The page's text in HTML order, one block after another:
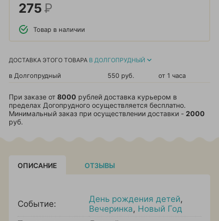
275Р
Товар в наличии
ДОСТАВКА ЭТОГО ТОВАРА В ДОЛГОПРУДНЫЙ
в Долгопрудный 550 руб. от 1 часа
При заказе от 8000 рублей доставка курьером в
пределах Догопрудного осуществляется бесплатно.
Минимальный заказ при осуществлении доставки - 2000
руб.
ОПИСАНИЕ ОТЗЫВЫ
Событие: День рождения детей,
Вечеринка, Новый Год